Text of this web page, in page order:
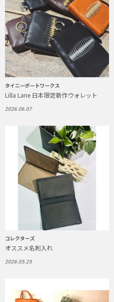
タイニーポートワークス
Lilla Lane 日本限定新作ウォレット
2026.06.07
コレクターズ
オススメ名刺入れ
2026.05.25